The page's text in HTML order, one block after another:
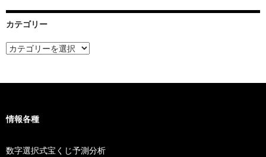
ブ
カテゴリー
カ
テ
情報各種
数字選択式宝くじ予測分析